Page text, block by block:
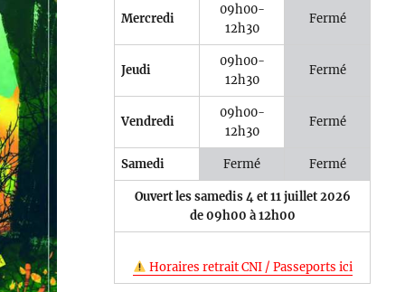
365 Outlook Live
Mercredi
09h00-
12h30
Fermé
Jeudi
09h00-
12h30
Fermé
Vendredi
09h00-
12h30
Fermé
Samedi Fermé Fermé
Ouvert les samedis 4 et 11 juillet 2026
de 09h00 à 12h00
Horaires retrait CNI / Passeports ici